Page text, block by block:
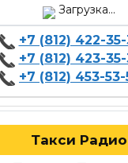
Загрузка...
+7 (812) 422-35-
+7 (812) 423-35-
+7 (812) 453-53-
Такси Радио